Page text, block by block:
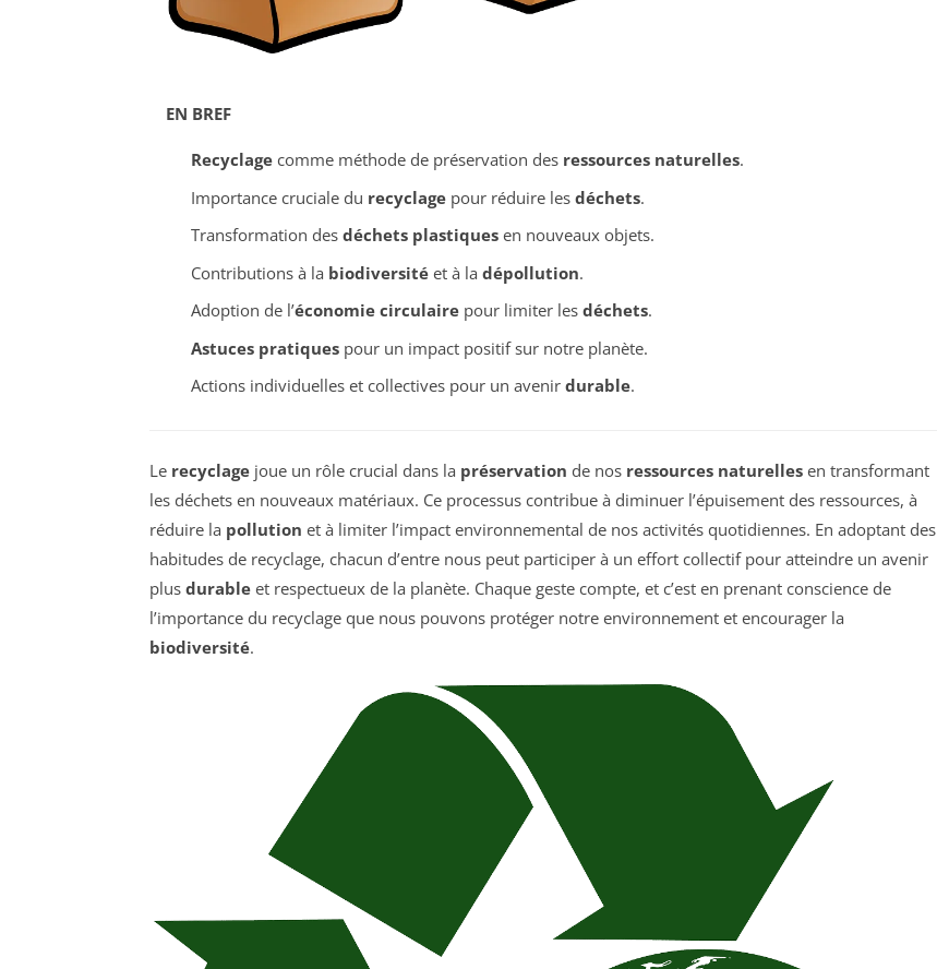
EN BREF
Recyclagecomme méthode de préservation des ressources naturelles.
Importance cruciale du recyclagepour réduire les déchets.
Transformation des déchets plastiquesen nouveaux objets.
Contributions à la biodiversitéet à la dépollution.
Adoption de l’économie circulairepour limiter les déchets.
Astuces pratiquespour un impact positif sur notre planète.
Actions individuelles et collectives pour un avenir durable.
Le recyclage joue un rôle crucial dans la préservation de nos ressources naturelles en transformant
les déchets en nouveaux matériaux. Ce processus contribue à diminuer l’épuisement des ressources, à
réduire la pollution et à limiter l’impact environnemental de nos activités quotidiennes. En adoptant des
habitudes de recyclage, chacun d’entre nous peut participer à un effort collectif pour atteindre un avenir
plus durable et respectueux de la planète. Chaque geste compte, et c’est en prenant conscience de
l’importance du recyclage que nous pouvons protéger notre environnement et encourager la
biodiversité.